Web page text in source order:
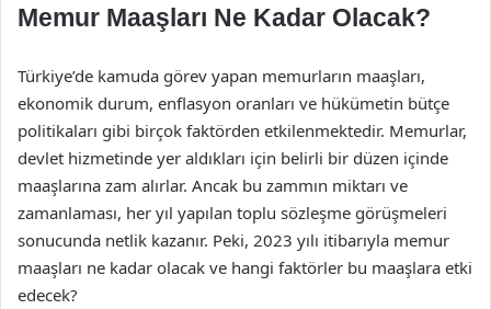
Memur Maaşları Ne Kadar Olacak?
Türkiye’de kamuda görev yapan memurların maaşları,
ekonomik durum, enflasyon oranları ve hükümetin bütçe
politikaları gibi birçok faktörden etkilenmektedir. Memurlar,
devlet hizmetinde yer aldıkları için belirli bir düzen içinde
maaşlarına zam alırlar. Ancak bu zammın miktarı ve
zamanlaması, her yıl yapılan toplu sözleşme görüşmeleri
sonucunda netlik kazanır. Peki, 2023 yılı itibarıyla memur
maaşları ne kadar olacak ve hangi faktörler bu maaşlara etki
edecek?